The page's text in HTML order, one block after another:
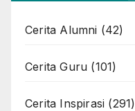
Cerita Alumni (42)
Cerita Guru (101)
Cerita Inspirasi (291)